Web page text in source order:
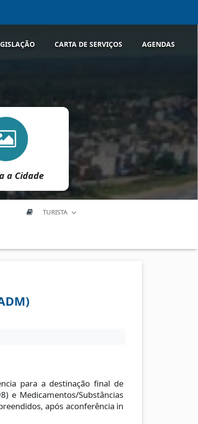
CARTA DE SERVIÇOS AGENDAS
a Cidade
TURISTA
para a destinação final de
e Medicamentos/Substâncias
após aconferência in